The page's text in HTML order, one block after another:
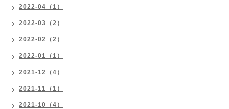
2022-04（1）
2022-03（2）
2022-02（2）
2022-01（1）
2021-12（4）
2021-11（1）
2021-10（4）